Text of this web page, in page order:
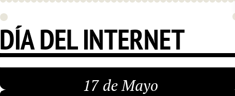
DÍA DEL INTERNET
17 de Mayo